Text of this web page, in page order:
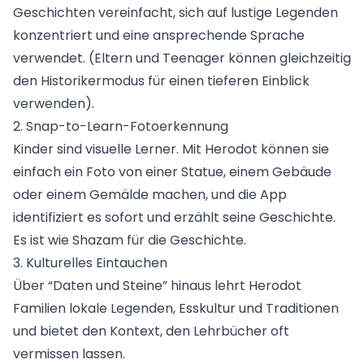
Geschichten vereinfacht, sich auf lustige Legenden
konzentriert und eine ansprechende Sprache
verwendet. (Eltern und Teenager können gleichzeitig
den Historikermodus für einen tieferen Einblick
verwenden).
2. Snap-to-Learn-Fotoerkennung
Kinder sind visuelle Lerner. Mit Herodot können sie
einfach ein Foto von einer Statue, einem Gebäude
oder einem Gemälde machen, und die App
identifiziert es sofort und erzählt seine Geschichte.
Es ist wie Shazam für die Geschichte.
3. Kulturelles Eintauchen
Über “Daten und Steine” hinaus lehrt Herodot
Familien lokale Legenden, Esskultur und Traditionen
und bietet den Kontext, den Lehrbücher oft
vermissen lassen.